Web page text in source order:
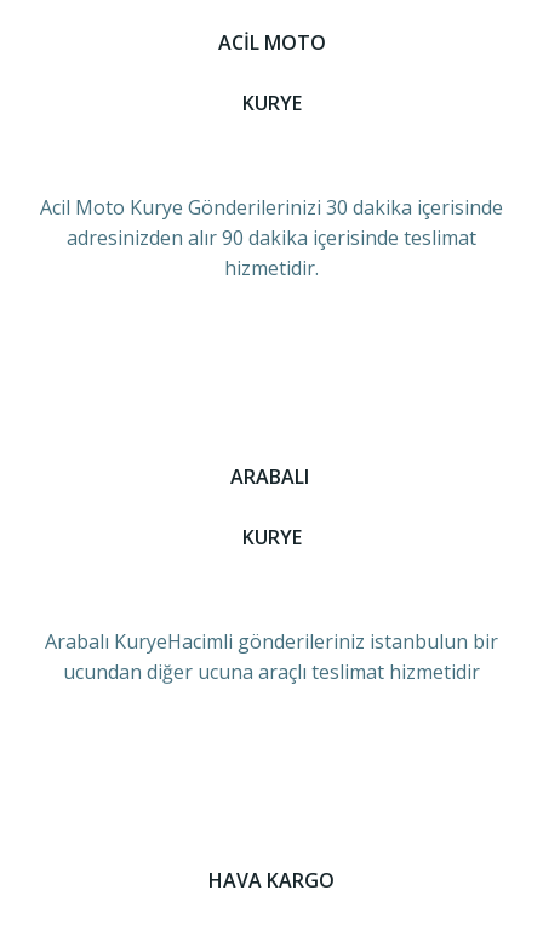
ACİL MOTO
KURYE
Acil Moto Kurye Gönderilerinizi 30 dakika içerisinde
adresinizden alır 90 dakika içerisinde teslimat
hizmetidir.
ARABALI
KURYE
Arabalı KuryeHacimli gönderileriniz istanbulun bir
ucundan diğer ucuna araçlı teslimat hizmetidir
HAVA KARGO